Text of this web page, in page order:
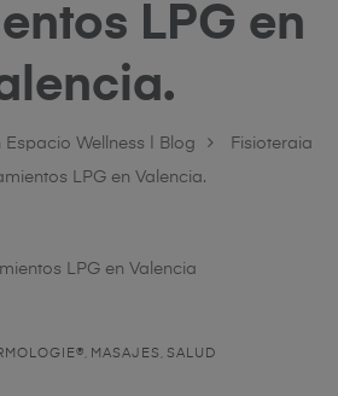
Espacio Wellness | Blog
Fisioteraia
LPG en Valencia.
LPG en
MASAJES SALUD